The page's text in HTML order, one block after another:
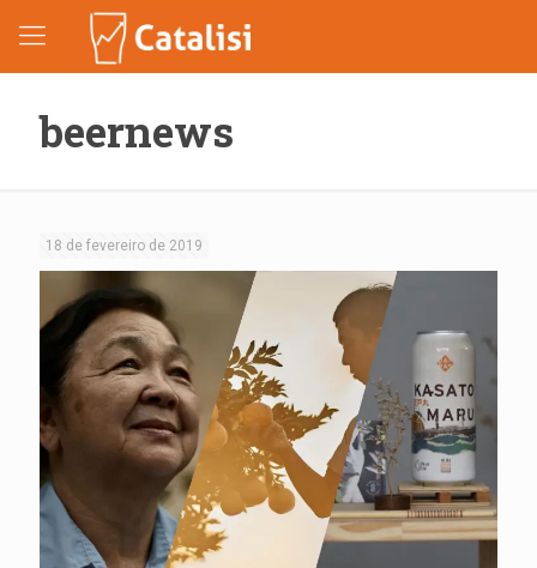
beernews
18 de fevereiro de 2019